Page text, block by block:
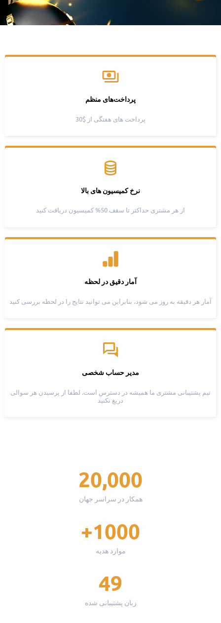
پرداخت‌های منظم
پرداخت های هفتگی از $30
نرخ کمیسیون های بالا
از هر مشتری حداکثر تا سقف 50% کمیسیون دریافت کنید
آمار دقیق در لحظه
آمار هر دقیقه به روز می شود، بنابراین می توانید نتایج را در لحظه بررسی کنید
مدیر حساب شخصی
تیم پشتیبانی مشتری ما همیشه در دسترس است. لطفا از پرسیدن هر سوالی
دریغ نکنید
20,000
همکار در سراسر جهان
1000+
موارد هدیه
49
زبان پشتیبانی شده